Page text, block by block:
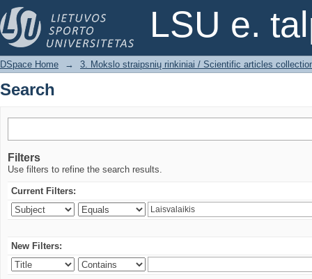
LSU e.
Search
DSpace Home → 3. Mokslo straipsnių rinkiniai / Scientific articles
Search
Filters
Use filters to refine the search results.
Current Filters:
New Filters: